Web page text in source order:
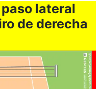
lateral
de derecha